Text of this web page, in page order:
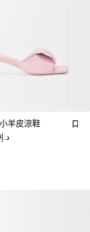
羊皮涼鞋
د.إ4,500.00